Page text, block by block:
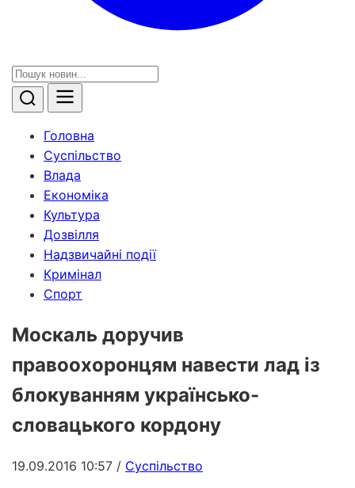
Головна
Суспільство
Влада
Економіка
Культура
Дозвілля
Надзвичайні події
Кримінал
Спорт
Москаль доручив
правоохоронцям навести лад із
блокуванням українсько-
словацького кордону
19.09.2016 10:57 / Суспільство